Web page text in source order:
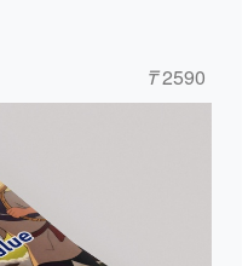
₸2590